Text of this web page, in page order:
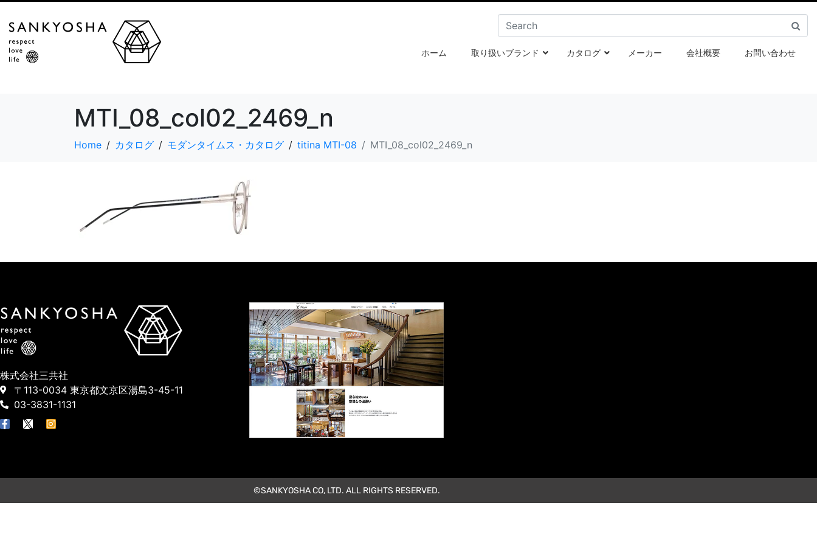
ホーム 取り扱いブランド カタログ メーカー 会社概要 お問い合わせ
MTI_08_col02_2469_n
Home カタログ モダンタイムス・カタログ titina MTI-08 MTI_08_col02_2469_n
株式会社三共社
〒113-0034 東京都文京区湯島3-45-11
03-3831-1131
©SANKYOSHA CO, LTD. ALL RIGHTS RESERVED.